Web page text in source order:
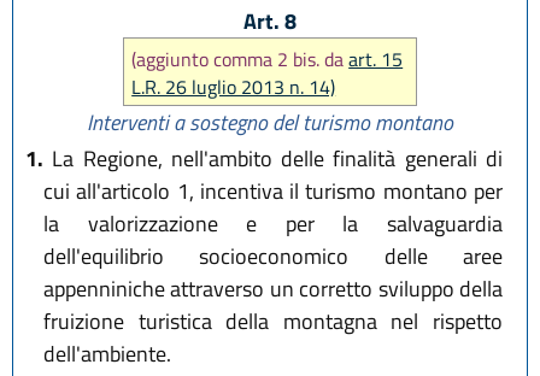
Art. 8
(aggiunto comma 2 bis. daart. 15
L.R. 26 luglio 2013 n. 14)
Interventi a sostegno del turismo montano
1. La Regione, nell'ambito delle finalità generali di
cui all'articolo 1, incentiva il turismo montano per
la valorizzazione e per la salvaguardia
dell'equilibrio socioeconomico delle aree
appenniniche attraverso un corretto sviluppo della
fruizione turistica della montagna nel rispetto
dell'ambiente.